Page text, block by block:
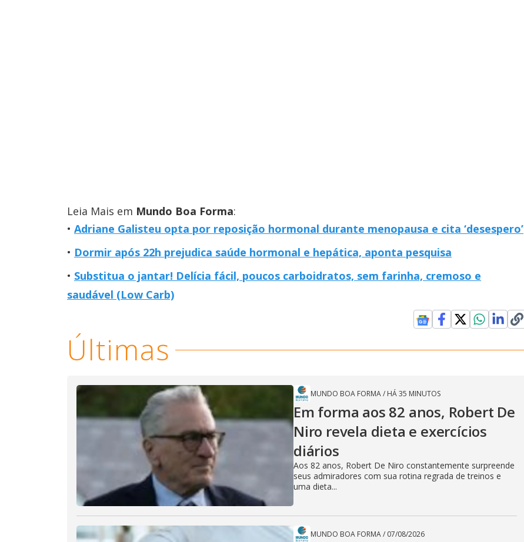
Leia Mais em Mundo Boa Forma:
Adriane Galisteu opta por reposição hormonal durante menopausa e cita ‘desespero’
Dormir após 22h prejudica saúde hormonal e hepática, aponta pesquisa
Substitua o jantar! Delícia fácil, poucos carboidratos, sem farinha, cremoso e
saudável (Low Carb)
Últimas
MUNDO BOA FORMA/ HÁ 35 MINUTOS
Em forma aos 82 anos, Robert De
Niro revela dieta e exercícios
diários
Aos 82 anos, Robert De Niro constantemente surpreende
seus admiradores com sua rotina regrada de treinos e
uma dieta...
MUNDO BOA FORMA/ 07/08/2026